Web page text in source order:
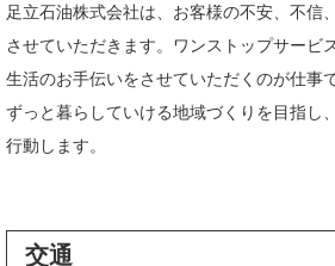
足立石油株式会社は、お客様の不安、不信
させていただきます。ワンストップサービ
生活のお手伝いをさせていただくのが仕事で
ずっと暮らしていける地域づくりを目指し
行動します。​
交通